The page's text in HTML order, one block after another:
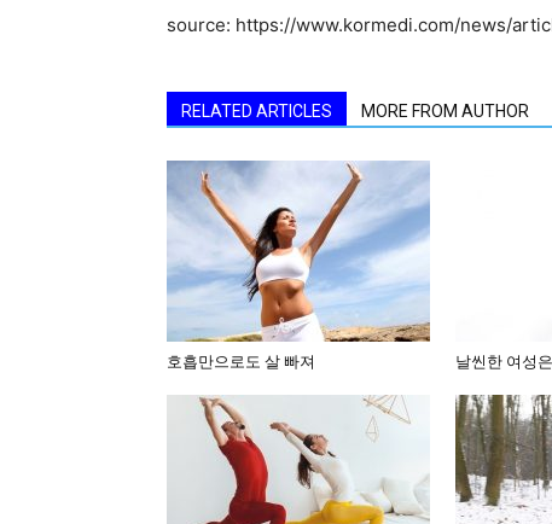
source: https://www.kormedi.com/news/
RELATED ARTICLES MORE FROM AUTHOR
호흡만으로도 살 빠져 날씬한 여성